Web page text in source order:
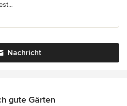
Nachricht
gute Gärten